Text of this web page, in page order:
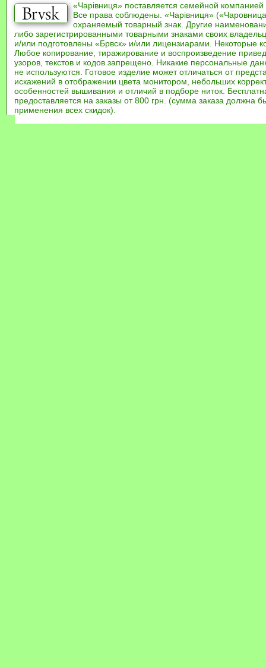
«Чарівниця» поставляется семейной компанией
Все права соблюдены. «Чарівниця»
охраняемый товарный знак. Другие
либо зарегистрированными товарными знаками своих
и/или подготовлены «Брвск» и/или лицензиарами. Некоторые
Любое копирование, тиражирование и воспроизведение
узоров, текстов и кодов запрещено. Никакие персональные
не используются. Готовое изделие может отличаться от
искажений в отображении цвета монитором, небольших
особенностей вышивания и отличий в подборе ниток.
предоставляется на заказы от 800 грн. (сумма заказа должна
применения всех скидок).